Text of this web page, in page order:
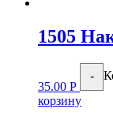
1505
35.00 Р
-
корзину